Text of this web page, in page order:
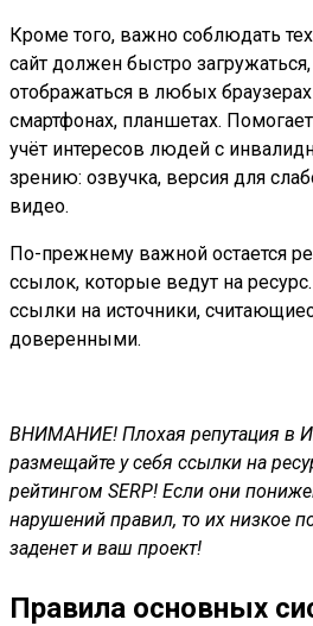
Кроме того, важно соблюдать
сайт должен быстро
отображаться в любых браузерах
смартфонах, планшетах.
учёт интересов людей с
зрению: озвучка, версия для
видео.
По-прежнему важной остается
ссылок, которые ведут на
ссылки на источники,
доверенными.
ВНИМАНИЕ! Плохая репутация в
размещайте у себя ссылки на
рейтингом SERP! Если они
нарушений правил, то их низкое
заденет и ваш проект!
Правила основных